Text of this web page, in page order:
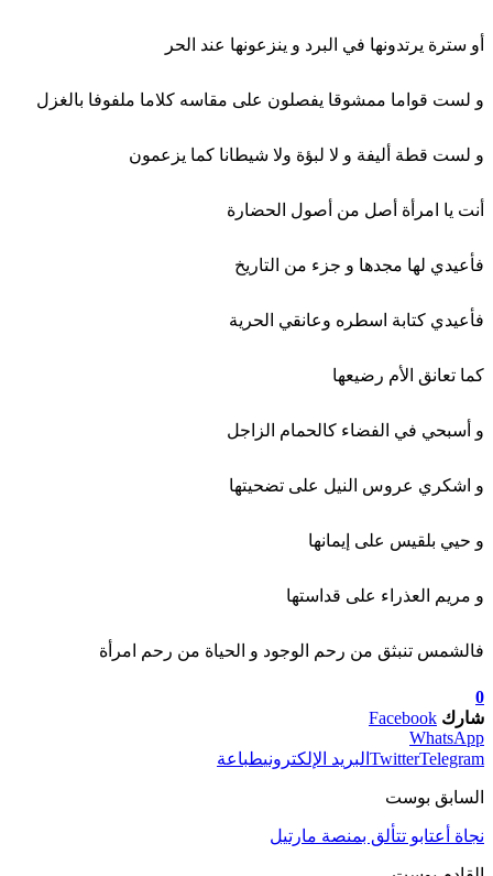
أو سترة يرتدونها في البرد و ينزعونها عند الحر
و لست قواما ممشوقا يفصلون على مقاسه كلاما ملفوفا بالغزل
و لست قطة أليفة و لا لبؤة ولا شيطانا كما يزعمون
أنت يا امرأة أصل من أصول الحضارة
فأعيدي لها مجدها و جزء من التاريخ
فأعيدي كتابة اسطره وعانقي الحرية
كما تعانق الأم رضيعها
و أسبحي في الفضاء كالحمام الزاجل
و اشكري عروس النيل على تضحيتها
و حيي بلقيس على إيمانها
و مريم العذراء على قداستها
فالشمس تنبثق من رحم الوجود و الحياة من رحم امرأة
0
شارك Facebook
WhatsApp
TwitterTelegram البريد الإلكترونيطباعة
السابق بوست
نجاة أعتابو تتألق بمنصة مارتيل